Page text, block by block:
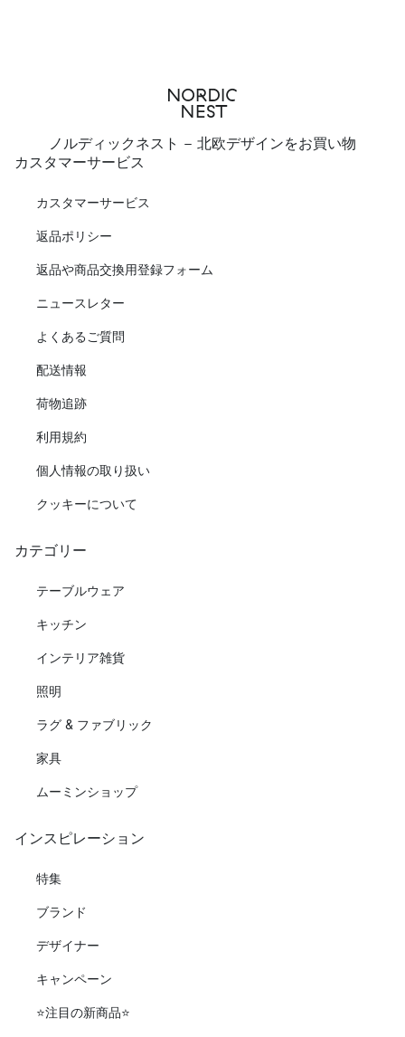
ノルディックネスト - 北欧デザインをお買い物
カスタマーサービス
カスタマーサービス
返品ポリシー
返品や商品交換用登録フォーム
ニュースレター
よくあるご質問
配送情報
荷物追跡
利用規約
個人情報の取り扱い
クッキーについて
カテゴリー
テーブルウェア
キッチン
インテリア雑貨
照明
ラグ & ファブリック
家具
ムーミンショップ
インスピレーション
特集
ブランド
デザイナー
キャンペーン
⭐️注目の新商品⭐️